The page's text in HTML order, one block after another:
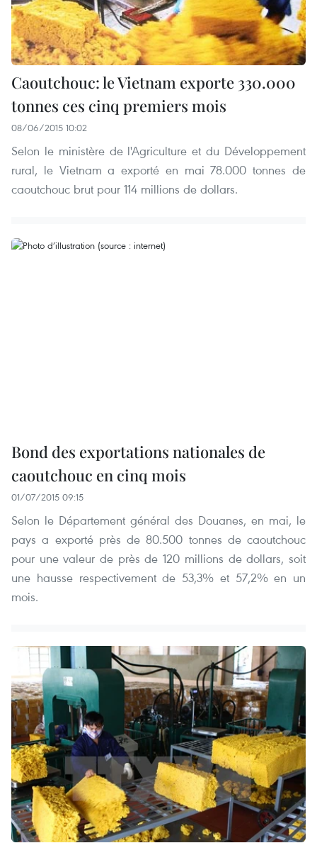
Caoutchouc: le Vietnam exporte 330.000
tonnes ces cinq premiers mois
08/06/2015 10:02
Selon le ministère de l'Agriculture et du Développement
rural, le Vietnam a exporté en mai 78.000 tonnes de
caoutchouc brut pour 114 millions de dollars.
Bond des exportations nationales de
caoutchouc en cinq mois
01/07/2015 09:15
Selon le Département général des Douanes, en mai, le
pays a exporté près de 80.500 tonnes de caoutchouc
pour une valeur de près de 120 millions de dollars, soit
une hausse respectivement de 53,3% et 57,2% en un
mois.